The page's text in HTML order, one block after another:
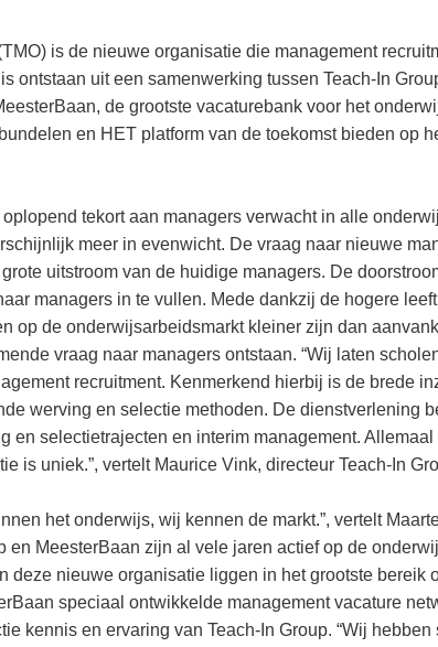
is de nieuwe organisatie die management
ontstaan uit een samenwerking tussen Teach-In
de grootste vacaturebank voor het
en HET platform van de toekomst bieden op
tekort aan managers verwacht in alle
meer in evenwicht. De vraag naar nieuwe
uitstroom van de huidige managers. De
managers in te vullen. Mede dankzij de hogere
op de onderwijsarbeidsmarkt kleiner zijn dan
vraag naar managers ontstaan. “Wij laten
recruitment. Kenmerkend hierbij is de brede
werving en selectie methoden. De dienstverlening
en selectietrajecten en interim management.
is uniek.”, vertelt Maurice Vink, directeur Teach-In
het onderwijs, wij kennen de markt.”, vertelt
en MeesterBaan zijn al vele jaren actief op de
deze nieuwe organisatie liggen in het grootste bereik
speciaal ontwikkelde management vacature
kennis en ervaring van Teach-In Group. “Wij hebben